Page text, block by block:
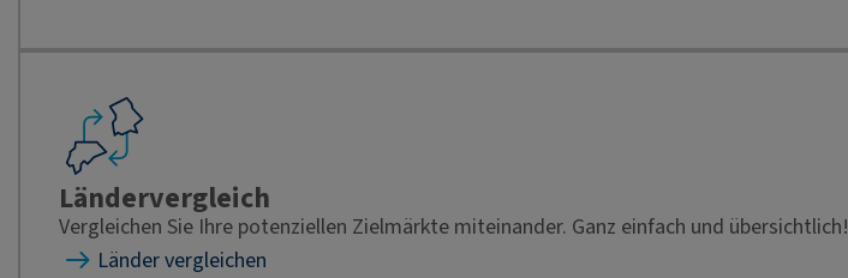
Ländervergleich
Vergleichen Sie Ihre potenziellen Zielmärkte miteinander. Ganz einfach und übersichtlich!
Länder vergleichen